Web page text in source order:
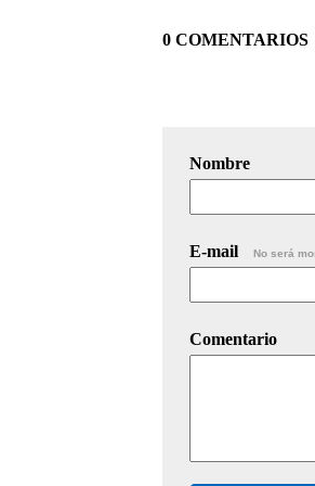
0 COMENTARIOS
Nombre
E-mail No será
Comentario